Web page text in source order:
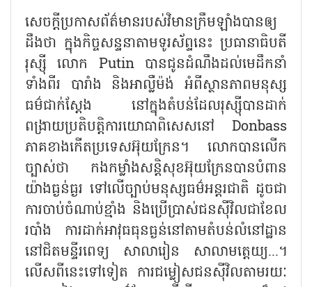
សេចក្តីប្រកាសព័ត៌មានរបស់វិមានក្រឹមឡាំងបានឲ្យ
ដឹងថា ក្នុងកិច្ចសន្ទនាតាមទូរស័ព្ទនេះ ប្រធានាធិបតី
រុស្ស៊ី លោក Putin បានជូនដំណឹងដល់មេដឹកនាំ
ទាំងពីរ បារាំង និងអាល្លឺម៉ង់ អំពីស្ថានភាពមនុស្ស
ធម៌ជាក់ស្តែង នៅក្នុងតំបន់ដែលរុស្ស៊ីបានដាក់
ពង្រាយប្រតិបត្តិការយោធាពិសេសនៅ Donbass
ភាគខាងកើតប្រទេសអ៊ុយក្រែន។ លោកបានលើក
ច្បាស់ថា កងកម្លាំងសន្តិសុខអ៊ុយក្រែនបានបំពាន
យ៉ាងធ្ងន់ធ្ងរ ទៅលើច្បាប់មនុស្សធម៌អន្តរជាតិ ដូចជា
ការចាប់ចំណាប់ខ្មាំង និងប្រើប្រាស់ជនស៊ីវិលជាខែល
របាំង ការដាក់អាវុធធុនធ្ងន់នៅតាមតំបន់លំនៅដ្ឋាន
នៅជិតមន្ទីរពេទ្យ សាលារៀន សាលាមត្តេយ្យ...។
លើសពីនេះទៅទៀត ការជម្លៀសជនស៊ីវិលតាមរយៈ